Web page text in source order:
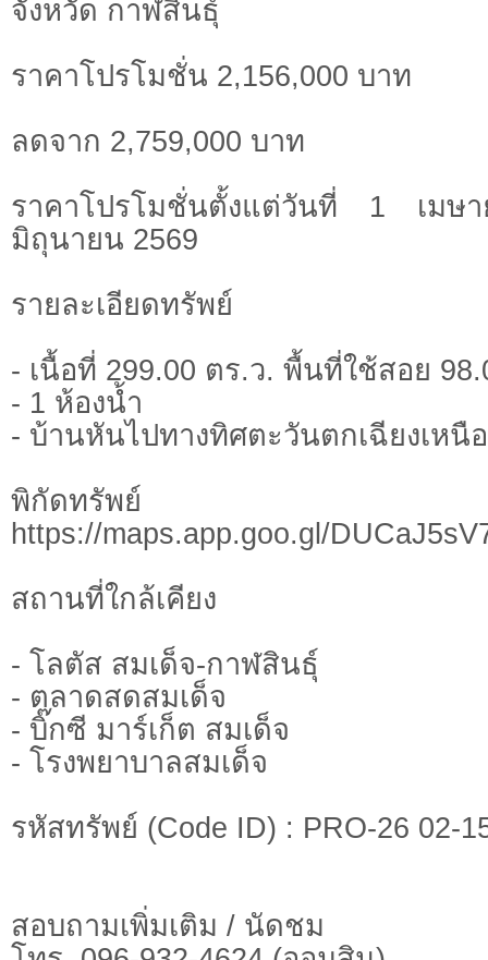
จังหวัด กาฬสินธุ์
ราคาโปรโมชั่น 2,156,000 บาท
ลดจาก 2,759,000 บาท
ราคาโปรโมชั่นตั้งแต่วันที่ 1 เม
มิถุนายน 2569
รายละเอียดทรัพย์
- เนื้อที่ 299.00 ตร.ว. พื้นที่ใช้สอย
- 1 ห้องน้ำ
- บ้านหันไปทางทิศตะวันตกเฉียงเหนือ
พิกัดทรั
https://maps.app.goo.gl/
สถานที่ใกล้เคียง
- โลตัส สมเด็จ-กาฬสินธุ์
- ตลาดสดสมเด็จ
- บิ๊กซี มาร์เก็ต สมเด็จ
- โรงพยาบาลสมเด็จ
รหัสทรัพย์ (Code ID) : PRO-26 02-
สอบถามเพิ่มเติม / นัดชม